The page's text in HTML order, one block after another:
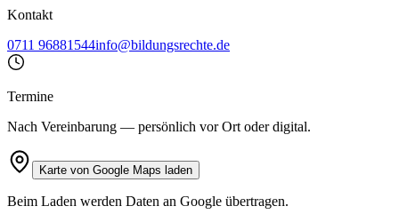
Kontakt
0711 96881544info@bildungsrechte.de
Termine
Nach Vereinbarung — persönlich vor Ort oder digital.
Karte von Google Maps laden
Beim Laden werden Daten an Google übertragen.